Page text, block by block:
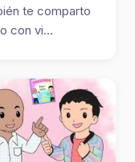
te comparto
con vi...